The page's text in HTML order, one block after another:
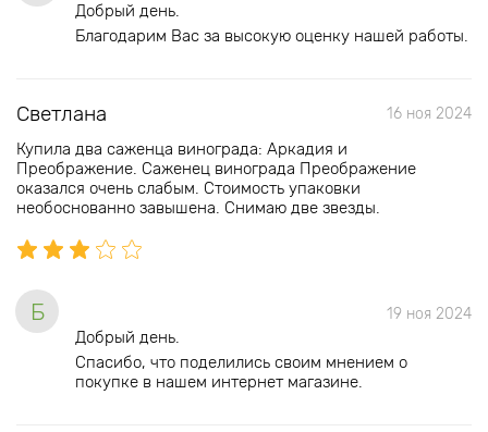
Добрый день.
Благодарим Вас за высокую оценку нашей работы.
Светлана 16 ноя 2024
Купила два саженца винограда: Аркадия и
Преображение. Саженец винограда Преображение
оказался очень слабым. Стоимость упаковки
необоснованно завышена. Снимаю две звезды.
Б 19 ноя 2024
Добрый день.
Спасибо, что поделились своим мнением о
покупке в нашем интернет магазине.